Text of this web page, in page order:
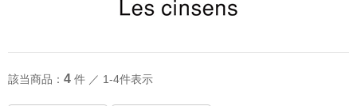
該当商品： 4 件 ／ 1-4件表示